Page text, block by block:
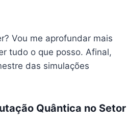
Vou me aprofundar mais
tudo o que posso. Afinal,
das simulações
Quântica no Setor